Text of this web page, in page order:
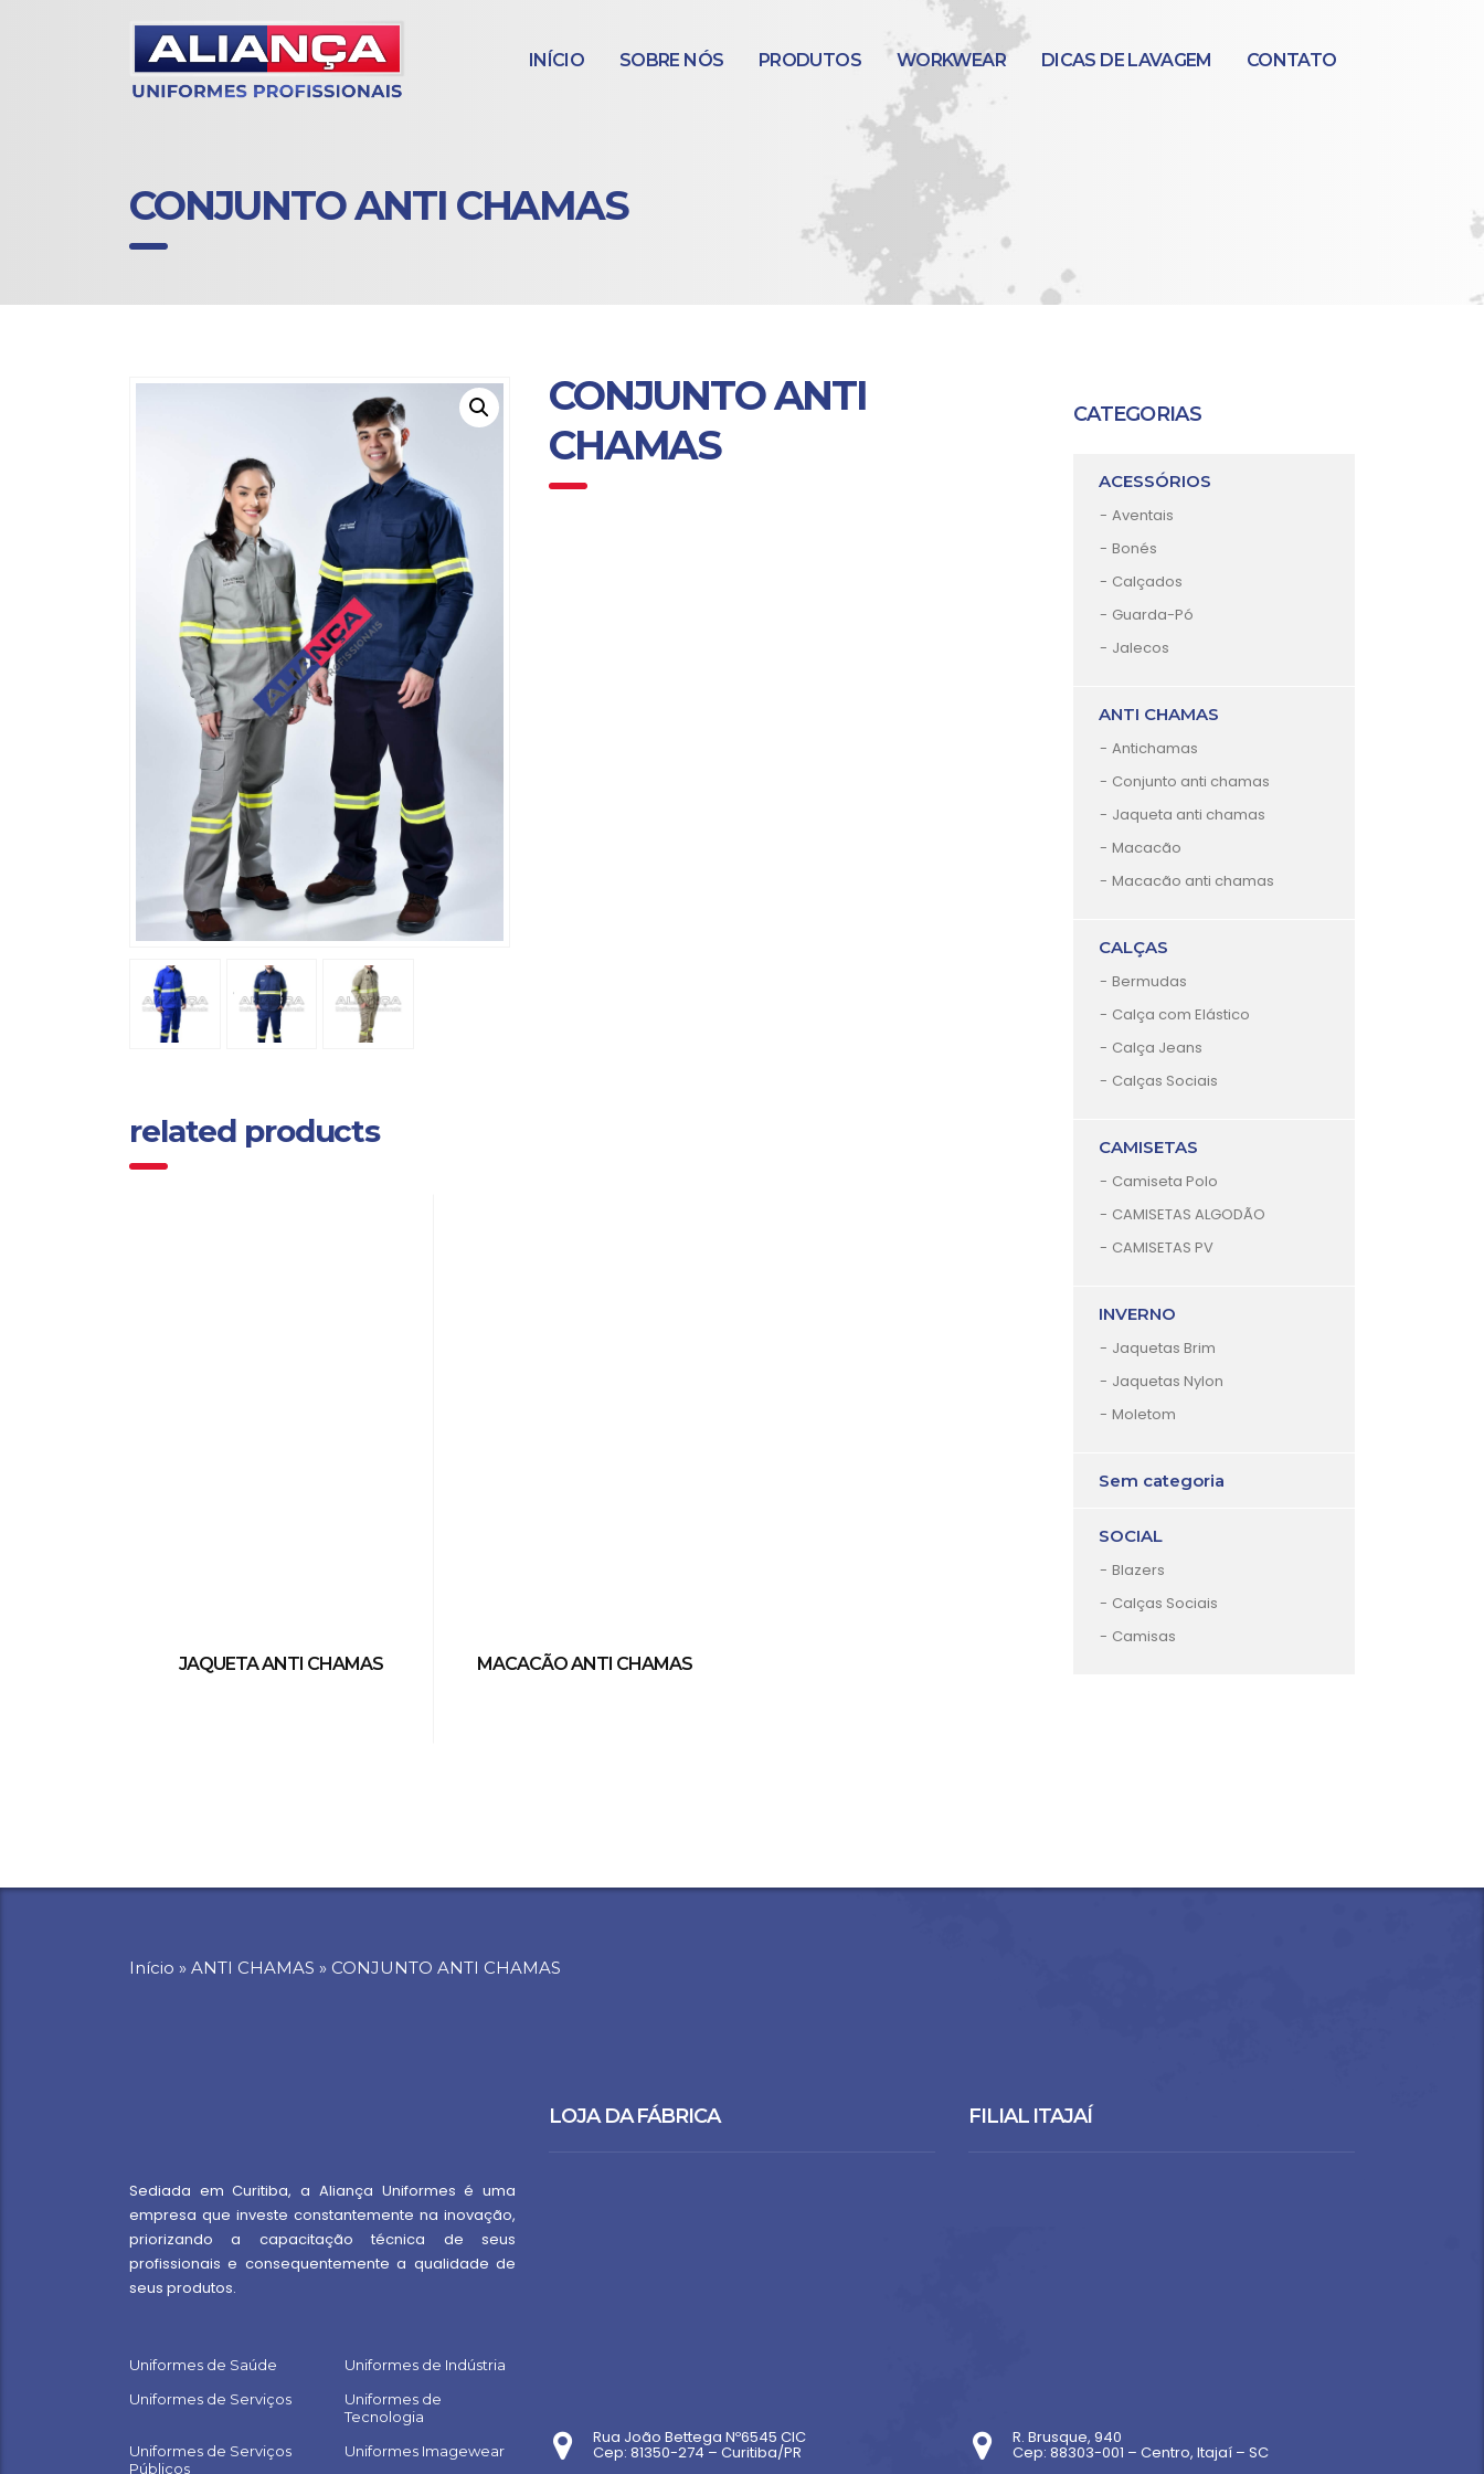
INÍCIO SOBRE NÓS PRODUTOS WORKWEAR DICAS DE LAVAGEM CONTATO
CONJUNTO ANTI CHAMAS
CONJUNTO ANTI
CHAMAS
related products
JAQUETA ANTI CHAMAS MACACÃO ANTI CHAMAS
CATEGORIAS
ACESSÓRIOS
Aventais
Bonés
Calçados
Guarda-Pó
Jalecos
ANTI CHAMAS
Antichamas
Conjunto anti chamas
Jaqueta anti chamas
Macacão
Macacão anti chamas
CALÇAS
Bermudas
Calça com Elástico
Calça Jeans
Calças Sociais
CAMISETAS
Camiseta Polo
CAMISETAS ALGODÃO
CAMISETAS PV
INVERNO
Jaquetas Brim
Jaquetas Nylon
Moletom
Sem categoria
SOCIAL
Blazers
Calças Sociais
Camisas
Início » ANTI CHAMAS » CONJUNTO ANTI CHAMAS
Sediada em Curitiba, a Aliança Uniformes é uma
empresa que investe constantemente na inovação,
priorizando a capacitação técnica de seus
profissionais e consequentemente a qualidade de
seus produtos.
Uniformes de Saúde
Uniformes de Indústria
Uniformes de Serviços
Uniformes de
Tecnologia
Uniformes de Serviços
Públicos
Uniformes Imagewear
LOJA DA FÁBRICA
Rua João Bettega Nº6545 CIC
Cep: 81350-274 – Curitiba/PR
FILIAL ITAJAÍ
R. Brusque, 940
Cep: 88303-001 – Centro, Itajaí – SC